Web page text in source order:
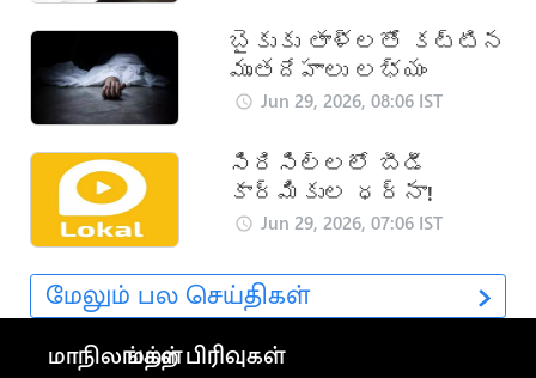
బైకుకు తాళ్లతో కట్టిన
మృతదేహాలు లభ్యం
Jun 29, 2026, 08:06 IST
సిరిసిల్లలో బీడీ
కార్మికుల ధర్నా!
Jun 29, 2026, 07:06 IST
மேலும் பல செய்திகள்
மாநிலங்கள்மற்ற பிரிவுகள்